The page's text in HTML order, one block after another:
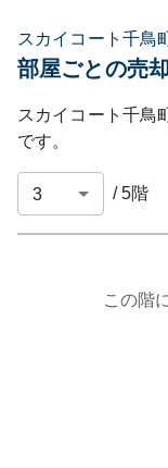
スカイコート千鳥
部屋ごとの売
スカイコート千鳥
です。
/5階
この階